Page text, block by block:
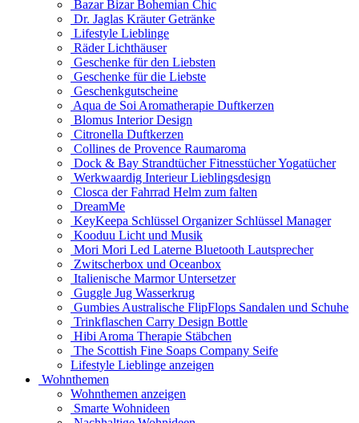
Bazar Bizar Bohemian Chic
Dr. Jaglas Kräuter Getränke
Lifestyle Lieblinge
Räder Lichthäuser
Geschenke für den Liebsten
Geschenke für die Liebste
Geschenkgutscheine
Aqua de Soi Aromatherapie Duftkerzen
Blomus Interior Design
Citronella Duftkerzen
Collines de Provence Raumaroma
Dock & Bay Strandtücher Fitnesstücher Yogatücher
Werkwaardig Interieur Lieblingsdesign
Closca der Fahrrad Helm zum falten
DreamMe
KeyKeepa Schlüssel Organizer Schlüssel Manager
Kooduu Licht und Musik
Mori Mori Led Laterne Bluetooth Lautsprecher
Zwitscherbox und Oceanbox
Italienische Marmor Untersetzer
Guggle Jug Wasserkrug
Gumbies Australische FlipFlops Sandalen und Schuhe
Trinkflaschen Carry Design Bottle
Hibi Aroma Therapie Stäbchen
The Scottish Fine Soaps Company Seife
Lifestyle Lieblinge anzeigen
Wohnthemen
Wohnthemen anzeigen
Smarte Wohnideen